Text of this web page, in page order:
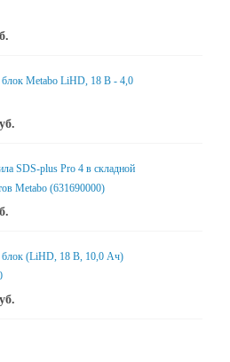
Metabo LiHD, 18 В - 4,0
SDS-plus Pro 4 в складной
Metabo (631690000)
(LiHD, 18 В, 10,0 Ач)